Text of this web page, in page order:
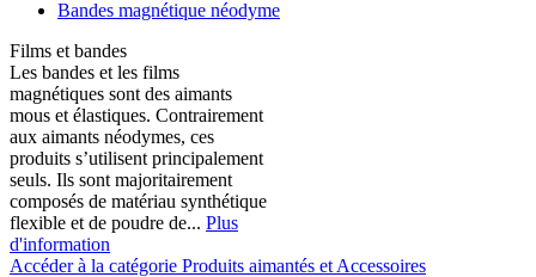
Bandes magnétique néodyme
Films et bandes
Les bandes et les films
magnétiques sont des aimants
mous et élastiques. Contrairement
aux aimants néodymes, ces
produits s’utilisent principalement
seuls. Ils sont majoritairement
composés de matériau synthétique
flexible et de poudre de... Plus
d'information
Accéder à la catégorie Produits aimantés et Accessoires